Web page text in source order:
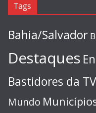
Tags
Bahia/Salvador
Destaques
Bastidores da
Mundo